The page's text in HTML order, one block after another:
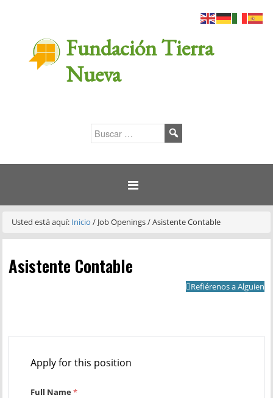
Fundación Tierra
Nueva
Usted está aquí: Inicio/ Job Openings/Asistente Contable
Asistente Contable
Refiérenos a Alguien
Apply for this position
Full Name*